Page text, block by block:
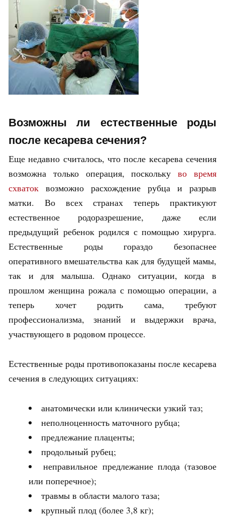
Возможны ли естественные роды
после кесарева сечения?
Еще недавно считалось, что после кесарева сечения
возможна только операция, посколькуво время
схваток возможно расхождение рубца и разрыв
матки. Во всех странах теперь практикуют
естественное родоразрешение, даже если
предыдущий ребенок родился с помощью хирурга.
Естественные роды гораздо безопаснее
оперативного вмешательства как для будущей мамы,
так и для малыша. Однако ситуации, когда в
прошлом женщина рожала с помощью операции, а
теперь хочет родить сама, требуют
профессионализма, знаний и выдержки врача,
участвующего в родовом процессе.
Естественные роды противопоказаны после кесарева
сечения в следующих ситуациях:
анатомически или клинически узкий таз;
неполноценность маточного рубца;
предлежание плаценты;
продольный рубец;
неправильное предлежание плода (тазовое
или поперечное);
травмы в области малого таза;
крупный плод (более 3,8 кг);